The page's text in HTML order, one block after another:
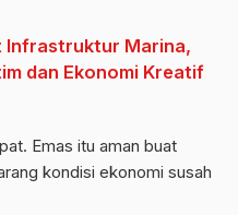
Infrastruktur Marina,
dan Ekonomi Kreatif
Emas itu aman buat
kondisi ekonomi susah